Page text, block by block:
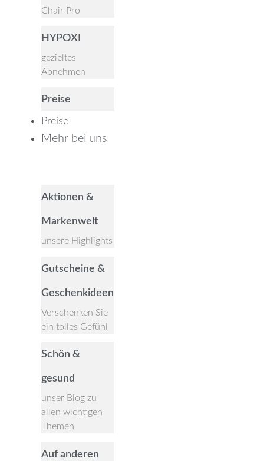
Chair Pro
HYPOXI
gezieltes
Abnehmen
Preise
Preise
Mehr bei uns
Aktionen &
Markenwelt
unsere Highlights
Gutscheine &
Geschenkideen
Verschenken Sie
ein tolles Gefühl
Schön &
gesund
unser Blog zu
allen wichtigen
Themen
Auf anderen